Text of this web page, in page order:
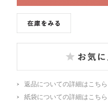
返品についての詳細はこちら
紙袋についての詳細はこちら